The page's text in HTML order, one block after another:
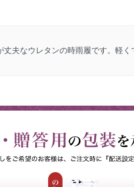
夫なウレタンの時雨履です。軽く